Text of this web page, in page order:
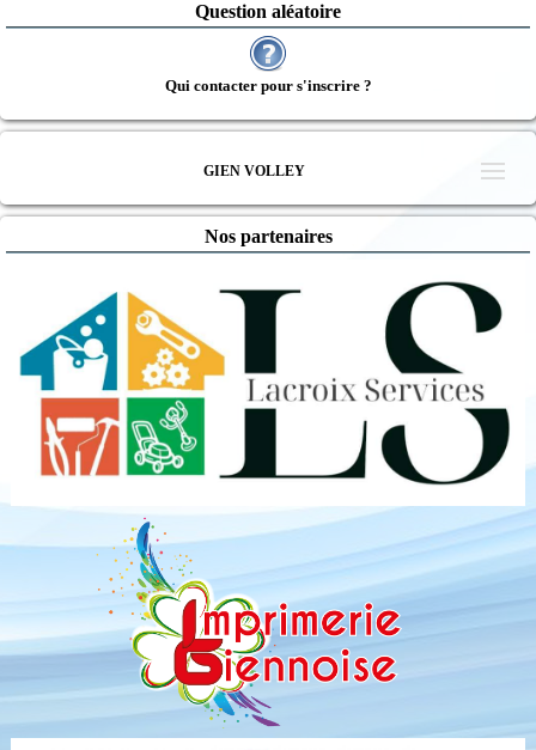
Question aléatoire
Qui contacter pour s'inscrire ?
GIEN VOLLEY
Nos partenaires